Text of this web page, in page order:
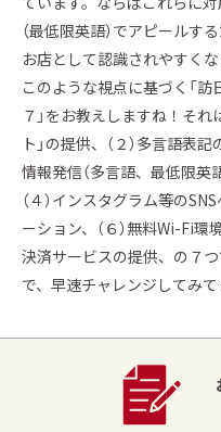
（最低限英語）でアピールす
お店として認識されやすくな
このような視点に基づく「
７」をお教えしますね！それ
ト」の提供、（２）多言語表
情報発信（多言語、最低限英
（４）インスタグラム等の
ーション、（６）無料Wi-Fi環
決済サービスの提供、の７
で、早速チャレンジしてみて